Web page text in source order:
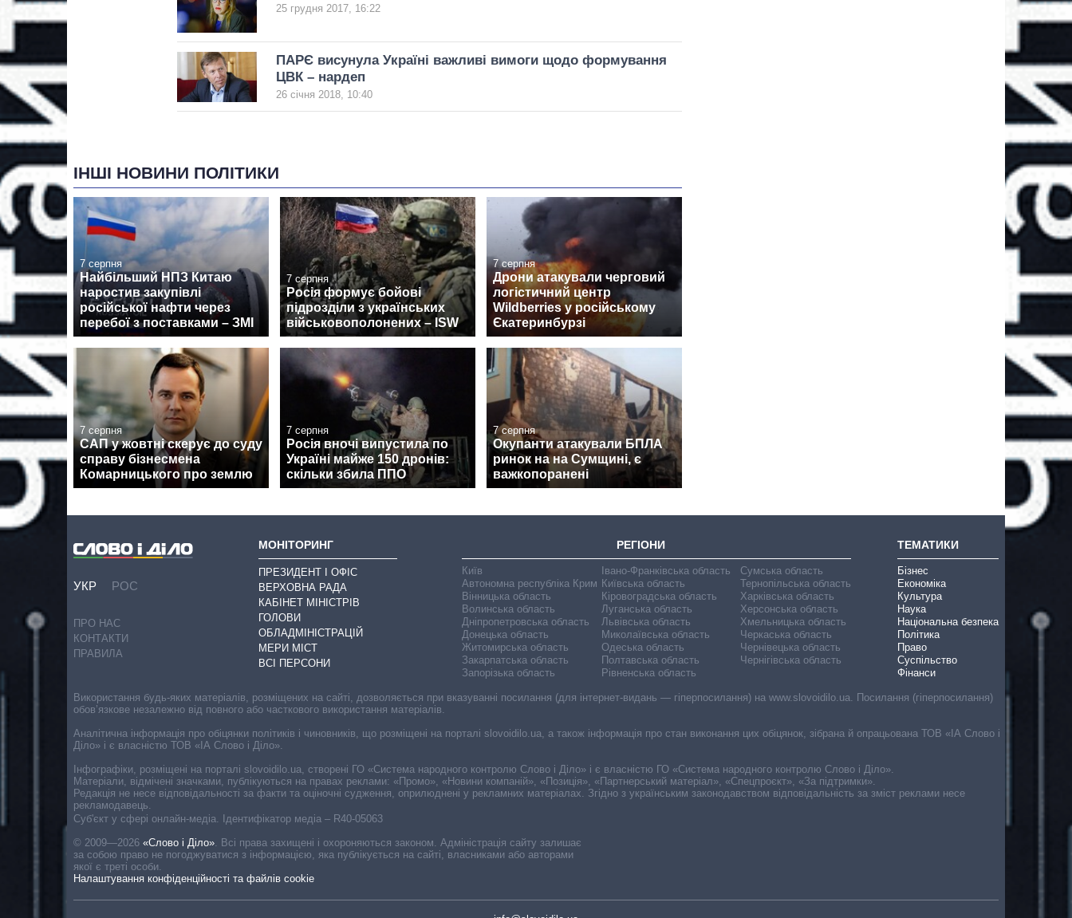
25 грудня 2017, 16:22
ПАРЄ висунула Україні важливі вимоги щодо формування
ЦВК – нардеп
26 січня 2018, 10:40
ІНШІ НОВИНИ ПОЛІТИКИ
7 серпня
Найбільший НПЗ Китаю
наростив закупівлі
російської нафти через
перебої з поставками – ЗМІ
7 серпня
Росія формує бойові
підрозділи з українських
військовополонених – ISW
7 серпня
Дрони атакували черговий
логістичний центр
Wildberries у російському
Єкатеринбурзі
7 серпня
САП у жовтні скерує до суду
справу бізнесмена
Комарницького про землю
7 серпня
Росія вночі випустила по
Україні майже 150 дронів:
скільки збила ППО
7 серпня
Окупанти атакували БПЛА
ринок на на Сумщині, є
важкопоранені
УКР РОС
ПРО НАС
КОНТАКТИ
ПРАВИЛА
МОНІТОРИНГ
ПРЕЗИДЕНТ І ОФІС
ВЕРХОВНА РАДА
КАБІНЕТ МІНІСТРІВ
ГОЛОВИ
ОБЛАДМІНІСТРАЦІЙ
МЕРИ МІСТ
ВСІ ПЕРСОНИ
РЕГІОНИ
Київ
Автономна республіка Крим
Вінницька область
Волинська область
Дніпропетровська область
Донецька область
Житомирська область
Закарпатська область
Запорізька область
Івано-Франківська область
Київська область
Кіровоградська область
Луганська область
Львівська область
Миколаївська область
Одеська область
Полтавська область
Рівненська область
Сумська область
Тернопільська область
Харківська область
Херсонська область
Хмельницька область
Черкаська область
Чернівецька область
Чернігівська область
ТЕМАТИКИ
Бізнес
Економіка
Культура
Наука
Національна безпека
Політика
Право
Суспільство
Фінанси
Cуб'єкт у сфері онлайн-медіа. Ідентифікатор медіа – R40-05063
© 2009—2026 «Слово і Діло». Всі права захищені і охороняються законом. Адміністрація сайту залишає
за собою право не погоджуватися з інформацією, яка публікується на сайті, власниками або авторами
якої є треті особи.
Налаштування конфіденційності та файлів cookie
Використання будь-яких матеріалів, розміщених на сайті, дозволяється при вказуванні посилання (для інтернет-видань — гіперпосилання) на www.slovoidilo.ua. Посилання (гіперпосилання)
обов’язкове незалежно від повного або часткового використання матеріалів.
Аналітична інформація про обіцянки політиків і чиновників, що розміщені на порталі slovoidilo.ua, а також інформація про стан виконання цих обіцянок, зібрана й опрацьована ТОВ «ІА Слово і
Діло» і є власністю ТОВ «ІА Слово і Діло».
Інфографіки, розміщені на порталі slovoidilo.ua, створені ГО «Система народного контролю Слово і Діло» і є власністю ГО «Система народного контролю Слово і Діло».
Матеріали, відмічені значками, публікуються на правах реклами: «Промо», «Новини компаній», «Позиція», «Партнерський матеріал», «Спецпроєкт», «За підтримки».
Редакція не несе відповідальності за факти та оціночні судження, оприлюднені у рекламних матеріалах. Згідно з українським законодавством відповідальність за зміст реклами несе
рекламодавець.